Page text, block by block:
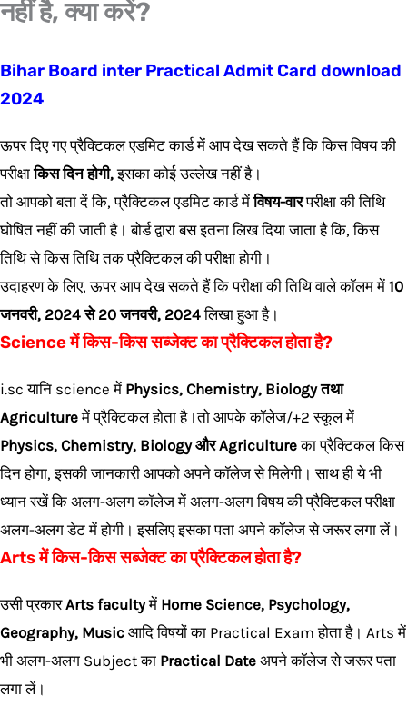
नहीं है, क्या करें?
Bihar Board inter Practical Admit Card download
2024
ऊपर दिए गए प्रैक्टिकल एडमिट कार्ड में आप देख सकते हैं कि किस विषय की
परीक्षाकिस दिन होगी,इसका कोई उल्लेख नहीं है।
तो आपको बता दें कि, प्रैक्टिकल एडमिट कार्ड मेंविषय-वारपरीक्षा की तिथि
घोषित नहीं की जाती है। बोर्ड द्वारा बस इतना लिख दिया जाता है कि, किस
तिथि से किस तिथि तक प्रैक्टिकल की परीक्षा होगी।
उदाहरण के लिए, ऊपर आप देख सकते हैं कि परीक्षा की तिथि वाले कॉलम में 10
जनवरी, 2024 से 20 जनवरी, 2024लिखा हुआ है।
Science में किस-किस सब्जेक्ट का प्रैक्टिकल होता है?
i.sc यानि science में Physics, Chemistry, Biology तथा
Agricultureमें प्रैक्टिकल होता है।तो आपके कॉलेज/+2 स्कूल में
Physics, Chemistry, Biology और Agricultureका प्रैक्टिकल किस
दिन होगा, इसकी जानकारी आपको अपने कॉलेज से मिलेगी। साथ ही ये भी
ध्यान रखें कि अलग-अलग कॉलेज में अलग-अलग विषय की प्रैक्टिकल परीक्षा
अलग-अलग डेट में होगी। इसलिए इसका पता अपने कॉलेज से जरूर लगा लें।
Arts में किस-किस सब्जेक्ट का प्रैक्टिकल होता है?
उसी प्रकारArts facultyमें Home Science, Psychology,
Geography, Music आदि विषयों का Practical Exam होता है। Arts में
भी अलग-अलग Subject का Practical Date अपने कॉलेज से जरूर पता
लगा लें।